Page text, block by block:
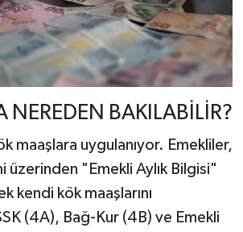
NEREDEN BAKILABİLİR?
maaşlara uygulanıyor. Emekliler,
"Emekli Aylık Bilgisi"
kendi kök maaşlarını
(4A), Bağ-Kur (4B) ve Emekli